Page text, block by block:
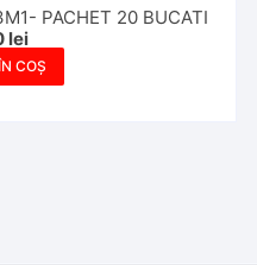
PACHET 20 BUCATI
lei
COȘ